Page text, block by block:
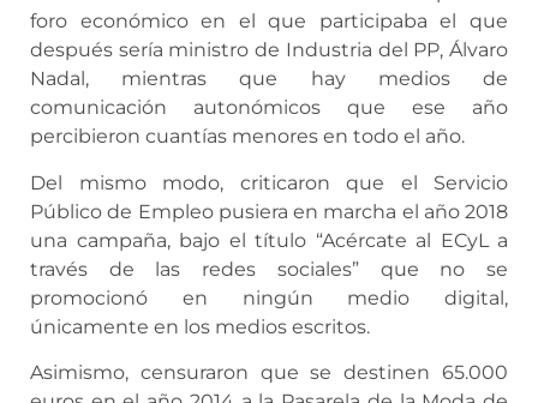
foro económico en el que participaba el que
después sería ministro de Industria del PP, Álvaro
Nadal, mientras que hay medios de
comunicación autonómicos que ese año
percibieron cuantías menores en todo el año.
Del mismo modo, criticaron que el Servicio
Público de Empleo pusiera en marcha el año 2018
una campaña, bajo el título “Acércate al ECyL a
través de las redes sociales” que no se
promocionó en ningún medio digital,
únicamente en los medios escritos.
Asimismo, censuraron que se destinen 65.000